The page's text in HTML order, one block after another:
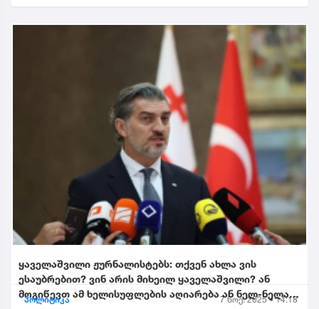
ყაველაშვილი ჟურნალისტებს: თქვენ ახლა ვის
ესაუბრებით? ვინ არის მიხეილ ყაველაშვილი? ან
მოგიწევთ ამ ხელისუფლების აღიარება ან ნელ-ნელა
პოლიტიკა 7 ნოე. 2025 • 14:18